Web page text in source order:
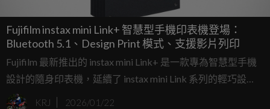
Fujifilm instax mini Link+ 智慧型手機印表機登場：
Bluetooth 5.1、Design Print 模式、支援影片列印
Fujifilm 最新推出的 instax mini Link+ 是一款專為智慧型手機
設計的隨身印表機，延續了 instax mini Link 系列的輕巧設
計，並加入更多互動功能。
KRJ 2026/01/22